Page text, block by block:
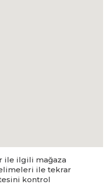
ile ilgili mağaza
ile tekrar
kontrol